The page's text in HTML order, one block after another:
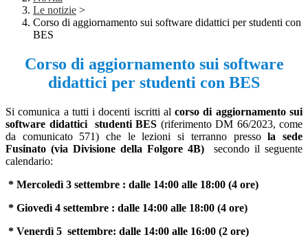
Le notizie >
Corso di aggiornamento sui software didattici per studenti con
BES
Corso di aggiornamento sui software
didattici per studenti con BES
Si comunica a tutti i docenti iscritti alcorso di aggiornamento sui
software didattici studenti BES (riferimento DM 66/2023, come
da comunicato 571) che le lezioni si terranno pressola sede
Fusinato (via Divisione della Folgore 4B) secondo il seguente
calendario:
* Mercoledì 3 settembre : dalle 14:00 alle 18:00 (4 ore)
* Giovedì 4 settembre : dalle 14:00 alle 18:00 (4 ore)
* Venerdì 5 settembre: dalle 14:00 alle 16:00 (2 ore)